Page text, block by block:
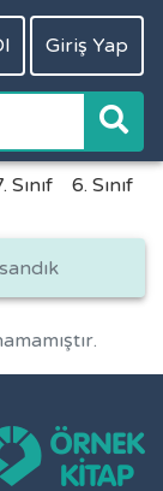
Giriş Yap
Sınıf 6. Sınıf